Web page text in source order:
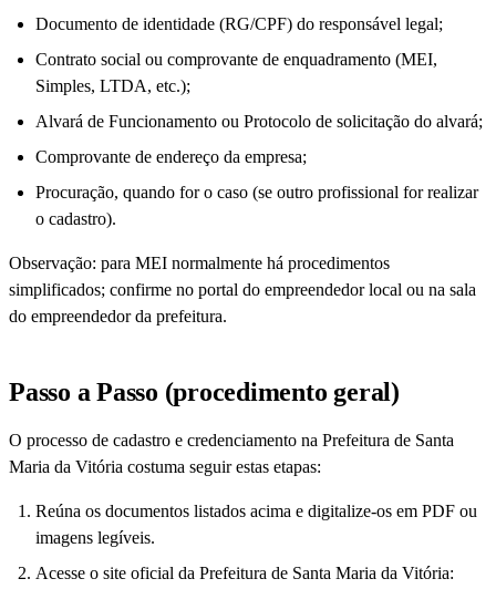
Documento de identidade (RG/CPF) do responsável legal;
Contrato social ou comprovante de enquadramento (MEI,
Simples, LTDA, etc.);
Alvará de Funcionamento ou Protocolo de solicitação do alvará;
Comprovante de endereço da empresa;
Procuração, quando for o caso (se outro profissional for realizar
o cadastro).
Observação: para MEI normalmente há procedimentos
simplificados; confirme no portal do empreendedor local ou na sala
do empreendedor da prefeitura.
Passo a Passo (procedimento geral)
O processo de cadastro e credenciamento na Prefeitura de Santa
Maria da Vitória costuma seguir estas etapas:
Reúna os documentos listados acima e digitalize-os em PDF ou
imagens legíveis.
Acesse o site oficial da Prefeitura de Santa Maria da Vitória: